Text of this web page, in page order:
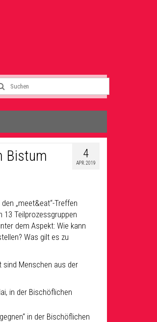
4
APR. 2019
Bistum
„meet&eat“-Treffen
13 Teilprozessgruppen
dem Aspekt: Wie kann
Was gilt es zu
sind Menschen aus der
in der Bischöflichen
in der Bischöflichen